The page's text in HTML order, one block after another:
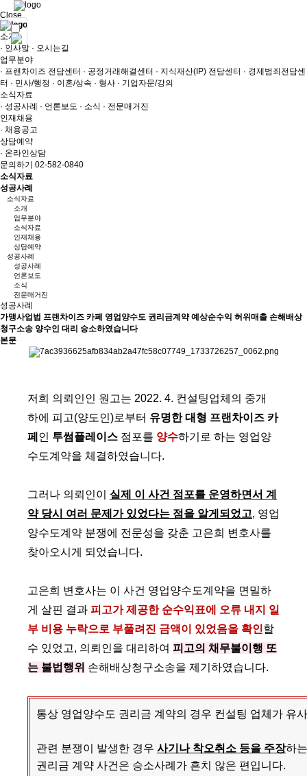
Close
소개
· 인사말 · 오시는길
업무분야
· 프랜차이즈 전담센터 · 공정거래해결센터 · 지식재산(IP) 전담센터 · 경제범죄전담센
터 · 민사/행정 · 이혼/상속 · 형사 · 기업자문/강의
소식자료
· 성공사례 · 언론보도 · 소식 · 전문매거진
인재채용
· 채용공고
상담예약
· 온라인상담
문의하기 02-582-0840
소식자료
성공사례
소식자료
소개
업무분야
소식자료
인재채용
상담예약
성공사례
성공사례
언론보도
소식
전문매거진
성공사례
가맹사업법 프랜차이즈 카페 영업양수도 권리금계약 예상순수익 허위매출 손해배상
청구소송 양수인 대리 승소하였습니다
본문
저희 의뢰인인 원고는 2022. 4. 컨설팅업체의 중개
하에 피고(양도인)로부터 유명한 대형 프랜차이즈 카
페 인 투썸플레이스 점포를 양수하기로 하는 영업양
수도계약을 체결하였습니다.
그러나 의뢰인이 실제 이 사건 점포를 운영하면서 계
약 당시 여러 문제가 있었다는 점을 알게되었고, 영업
양수도계약 분쟁에 전문성을 갖춘 고은희 변호사를
찾아오시게 되었습니다.
고은희 변호사는 이 사건 영업양수도계약을 면밀하
게 살핀 결과 피고가 제공한 순수익표에 오류 내지 일
부 비용 누락으로 부풀려진 금액이 있었음을 확인할
수 있었고, 의뢰인을 대리하여 피고의 채무불이행 또
는 불법행위 손해배상청구소송을 제기하였습니다.
통상 영업양수도 권리금 계약의 경우 컨설팅 업체가 유
관련 분쟁이 발생한 경우 사기나 착오취소 등을 주장하
권리금 계약 사건은 승소사례가 흔치 않은 편입니다.